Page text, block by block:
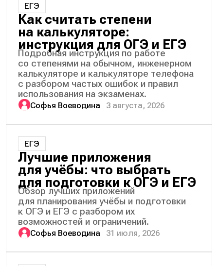
ЕГЭ
Как считать степени
на калькуляторе:
инструкция для ОГЭ и ЕГЭ
Подробная инструкция по работе
со степенями на обычном, инженерном
калькуляторе и калькуляторе телефона
с разбором частых ошибок и правил
использования на экзаменах.
Софья Воеводина 3 августа, 2026
ЕГЭ
Лучшие приложения
для учёбы: что выбрать
для подготовки к ОГЭ и ЕГЭ
Обзор лучших приложений
для планирования учёбы и подготовки
к ОГЭ и ЕГЭ с разбором их
возможностей и ограничений.
Софья Воеводина 31 июля, 2026